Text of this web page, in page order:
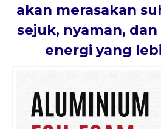
akan merasakan
sejuk, nyaman,
energi yang